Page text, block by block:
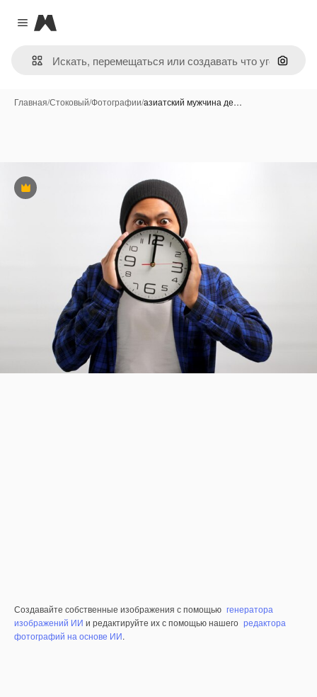
Close menu
Magnific
Поиск
Главная/Стоковый/Фотографии/азиатский мужчина де…
Премиум
Создавайте собственные изображения с помощью генератора
изображений ИИ и редактируйте их с помощью нашего редактора
фотографий на основе ИИ.